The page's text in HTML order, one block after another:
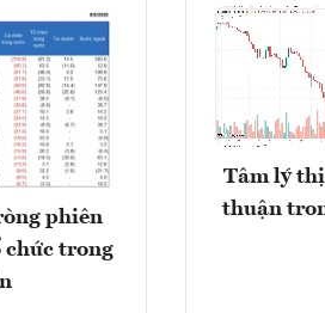
phiên
chức trong
Tâm lý
thuận